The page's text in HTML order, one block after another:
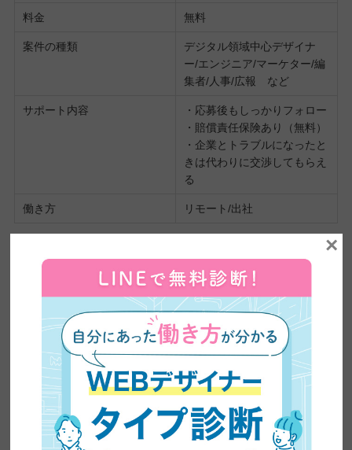
料金 無料
案件の種類
デジタル領域中心デザイナ
ー/エンジニア/マーケター/編
集者/人事/広報 など
サポート内容
・応募後もしっかりフォロー
・賠償責任保険あり（無料）
・企業とトラブルになったと
きは代わりに交渉してもらえ
る
働き方 リモート/出社
気軽に仕事を取りたいという人におすすめなのがWorkshipです。
1日だけ働くことも、応募したその日に働くこともできます
「やばい今月あまり働けてないかも…」なんてときに使えるサー
ビスですね。
Workshipは他のサービスに比べて案件の種類が多い
で
す。他のサービスでは見つからなかった案件がWorkshipで見つか
ることも少なくありません。
シューマツワーカー｜サポートがとにかく手厚
×